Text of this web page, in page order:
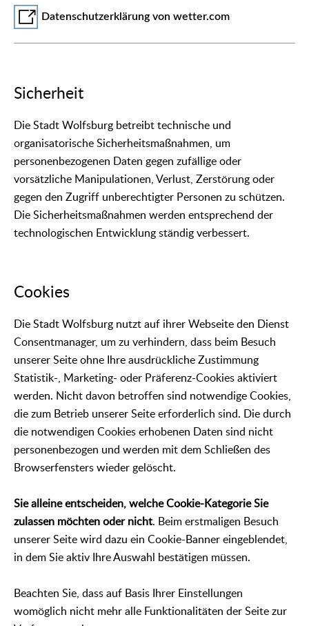
Datenschutzerklärung von wetter.com
Sicherheit
Die Stadt Wolfsburg betreibt technische und
organisatorische Sicherheitsmaßnahmen, um
personenbezogenen Daten gegen zufällige oder
vorsätzliche Manipulationen, Verlust, Zerstörung oder
gegen den Zugriff unberechtigter Personen zu schützen.
Die Sicherheitsmaßnahmen werden entsprechend der
technologischen Entwicklung ständig verbessert.
Cookies
Die Stadt Wolfsburg nutzt auf ihrer Webseite den Dienst
Consentmanager, um zu verhindern, dass beim Besuch
unserer Seite ohne Ihre ausdrückliche Zustimmung
Statistik-, Marketing- oder Präferenz-Cookies aktiviert
werden. Nicht davon betroffen sind notwendige Cookies,
die zum Betrieb unserer Seite erforderlich sind. Die durch
die notwendigen Cookies erhobenen Daten sind nicht
personenbezogen und werden mit dem Schließen des
Browserfensters wieder gelöscht.
Sie alleine entscheiden, welche Cookie-Kategorie Sie
zulassen möchten oder nicht. Beim erstmaligen Besuch
unserer Seite wird dazu ein Cookie-Banner eingeblendet,
in dem Sie aktiv Ihre Auswahl bestätigen müssen.
Beachten Sie, dass auf Basis Ihrer Einstellungen
womöglich nicht mehr alle Funktionalitäten der Seite zur